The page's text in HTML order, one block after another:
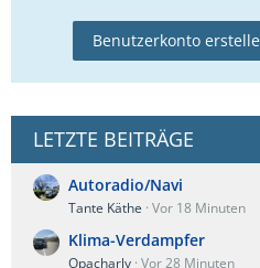
Benutzerkonto
LETZTE BEITRÄGE
Autoradio/Navi
Tante Käthe Vor 18 Minuten
Klima-Verdampfer
Opacharly Vor 28 Minuten